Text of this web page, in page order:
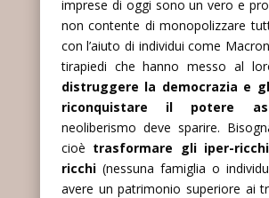
imprese di oggi sono un vero e
non contente di monopolizzare
con l’aiuto di individui come
tirapiedi che hanno messo al
distruggere la democrazia e
riconquistare il potere
neoliberismo deve sparire.
cioè trasformare gli iper-
ricchi (nessuna famiglia o
avere un patrimonio superiore ai